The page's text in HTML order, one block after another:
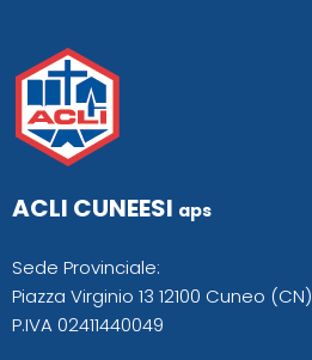
ACLI CUNEESI aps
Sede Provinciale:
Piazza Virginio 13 12100 Cuneo (CN)
P.IVA 02411440049